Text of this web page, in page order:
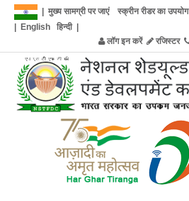
मुख्य सामग्री पर जाएं स्क्रीन रीडर का उपयोग
English हिन्दी|
लॉग इन करें
रजिस्टर